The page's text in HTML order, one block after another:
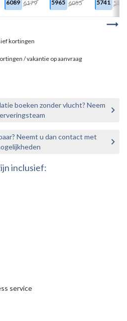
6089 6179 5965 6055 5741 5831
kortingen
/ vakantie op aanvraag
boeken zonder vlucht? Neem
Neemt u dan contact met
inclusief:
service